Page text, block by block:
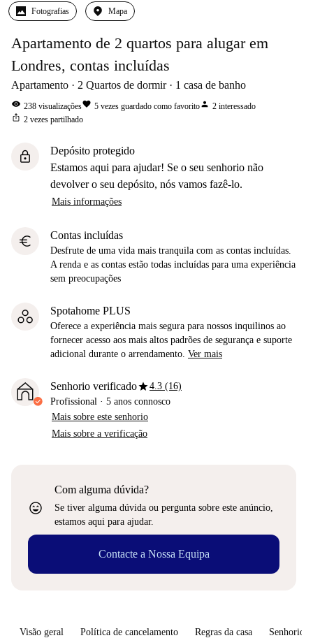
Fotografias Mapa
Apartamento de 2 quartos para alugar em
Londres, contas incluídas
Apartamento 2 Quartos de dormir 1 casa de banho
visibility 238 visualizaçõesfavorite 5 vezes guardado como favoritoperson 2 interessado
ios_share 2 vezes partilhado
lock
Depósito protegido
Estamos aqui para ajudar! Se o seu senhorio não
devolver o seu depósito, nós vamos fazê-lo.
Mais informações
euro Contas incluídas
Desfrute de uma vida mais tranquila com as contas incluídas.
A renda e as contas estão todas incluídas para uma experiência
sem preocupações
Spotahome PLUS
Oferece a experiência mais segura para nossos inquilinos ao
fornecer acesso aos mais altos padrões de segurança e suporte
adicional durante o arrendamento. Ver mais
Senhorio verificadostar4.3 (16)
Profissional · 5 anos connosco
Mais sobre este senhorio
Mais sobre a verificação
sentiment_very_satisfied
Com alguma dúvida?
Se tiver alguma dúvida ou pergunta sobre este anúncio,
estamos aqui para ajudar.
Contacte a Nossa Equipa
Visão geral Política de cancelamento Regras da casa Senhorio